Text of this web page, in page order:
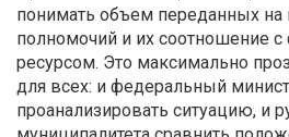
понимать объем переданных
полномочий и их соотношение
ресурсом. Это максимально
для всех: и федеральный
проанализировать ситуацию, и